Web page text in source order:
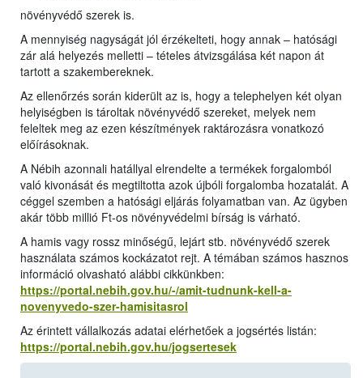
növényvédő szerek is.
A mennyiség nagyságát jól érzékelteti, hogy annak – hatósági
zár alá helyezés melletti – tételes átvizsgálása két napon át
tartott a szakembereknek.
Az ellenőrzés során kiderült az is, hogy a telephelyen két olyan
helyiségben is tároltak növényvédő szereket, melyek nem
feleltek meg az ezen készítmények raktározásra vonatkozó
előírásoknak.
A Nébih azonnali hatállyal elrendelte a termékek forgalomból
való kivonását és megtiltotta azok újbóli forgalomba hozatalát. A
céggel szemben a hatósági eljárás folyamatban van. Az ügyben
akár több millió Ft-os növényvédelmi bírság is várható.
A hamis vagy rossz minőségű, lejárt stb. növényvédő szerek
használata számos kockázatot rejt. A témában számos hasznos
információ olvasható alábbi cikkünkben:
https://portal.nebih.gov.hu/-/amit-tudnunk-kell-a-
novenyvedo-szer-hamisitasrol
Az érintett vállalkozás adatai elérhetőek a jogsértés listán:
https://portal.nebih.gov.hu/jogsertesek